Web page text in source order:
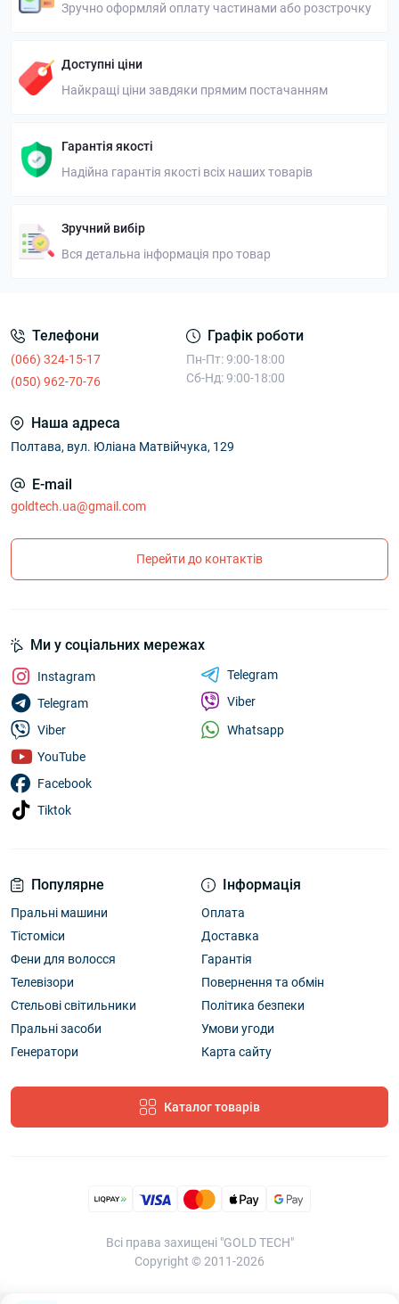
Зручно оформляй оплату частинами або розстрочку
Доступні ціни
Найкращі ціни завдяки прямим постачанням
Гарантія якості
Надійна гарантія якості всіх наших товарів
Зручний вибір
Вся детальна інформація про товар
Телефони
(066) 324-15-17
(050) 962-70-76
Графік роботи
Пн-Пт: 9:00-18:00
Сб-Нд: 9:00-18:00
Наша адреса
Полтава, вул. Юліана Матвійчука, 129
E-mail
goldtech.ua@gmail.com
Перейти до контактів
Популярне
Пральні машини
Тістоміси
Фени для волосся
Телевізори
Стельові світильники
Пральні засоби
Генератори
Інформація
Оплата
Доставка
Гарантія
Повернення та обмін
Політика безпеки
Умови угоди
Карта сайту
Каталог товарів
Ми у соціальних мережах
Instagram
Telegram
Viber
YouTube
Facebook
Tiktok
Telegram
Viber
Whatsapp
Всі права захищені "GOLD TECH"
Copyright © 2011-2026